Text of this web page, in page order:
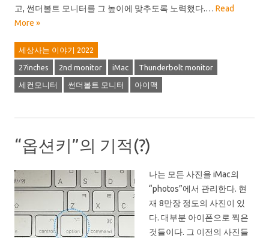
고, 썬더볼트 모니터를 그 높이에 맞추도록 노력했다.… Read
More »
세상사는 이야기 2022
27inches 2nd monitor iMac Thunderbolt monitor
세컨모니터 썬더볼트 모니터 아이맥
“옵션키”의 기적(?)
나는 모든 사진을 iMac의
“photos”에서 관리한다. 현
재 8만장 정도의 사진이 있
다. 대부분 아이폰으로 찍은
것들이다. 그 이전의 사진들